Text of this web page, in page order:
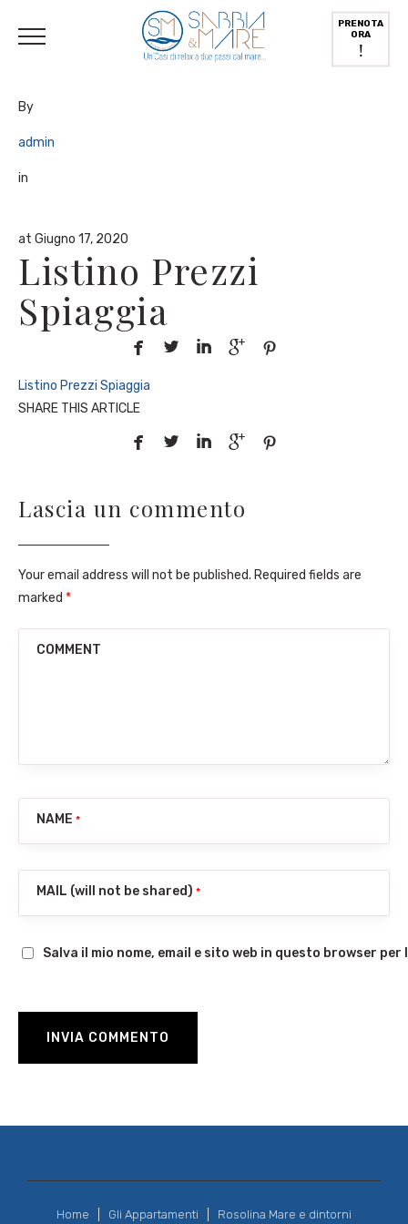
PRENOTA
ORA
!
By
admin
in
at Giugno 17, 2020
Listino Prezzi
Spiaggia
    
Listino Prezzi Spiaggia
SHARE THIS ARTICLE
    
Lascia un commento
Your email address will not be published. Required fields are
marked *
COMMENT
NAME *
MAIL (will not be shared) *
Salva il mio nome, email e sito web in questo browser
Home Gli Appartamenti Rosolina Mare e dintorni
Inglese) Deutsch ( Tedesco Italiano